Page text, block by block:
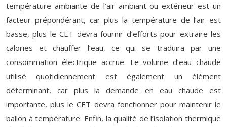
température ambiante de l’air ambiant ou extérieur est un
facteur prépondérant, car plus la température de l’air est
basse, plus le CET devra fournir d’efforts pour extraire les
calories et chauffer l’eau, ce qui se traduira par une
consommation électrique accrue. Le volume d’eau chaude
utilisé quotidiennement est également un élément
déterminant, car plus la demande en eau chaude est
importante, plus le CET devra fonctionner pour maintenir le
ballon à température. Enfin, la qualité de l’isolation thermique